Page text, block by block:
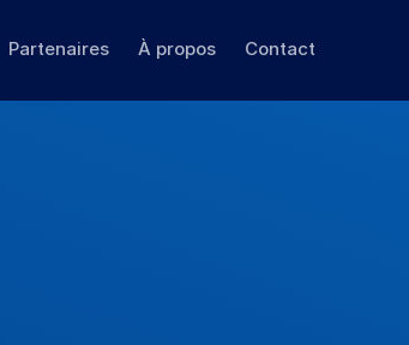
Partenaires À propos Contact